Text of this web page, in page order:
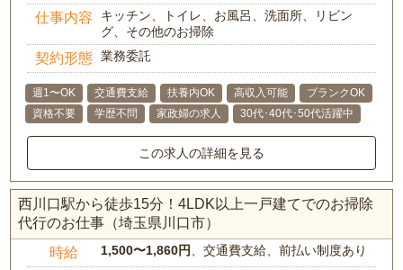
仕事内容
キッチン、トイレ、お風呂、洗面所、リビン
グ、その他のお掃除
契約形態 業務委託
週1〜OK 交通費支給 扶養内OK 高収入可能
ブランクOK
資格不要
学歴不問 家政婦の求人 30代･40代･50代活躍中
この求人の詳細を見る
西川口駅から徒歩15分！4LDK以上一戸建てでのお掃除
代行のお仕事（埼玉県川口市）
時給 1,500〜1,860円、交通費支給、前払い制度あり